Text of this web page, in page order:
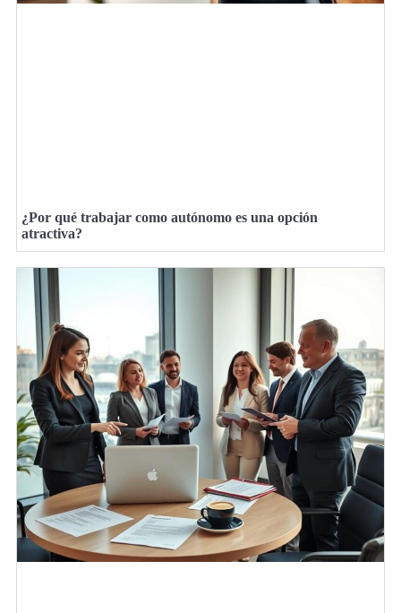
¿Por qué trabajar como autónomo es una opción
atractiva?